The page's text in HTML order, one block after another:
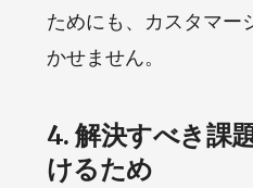
ためにも、カスタマー
かせません。
4. 解決すべき課
けるため